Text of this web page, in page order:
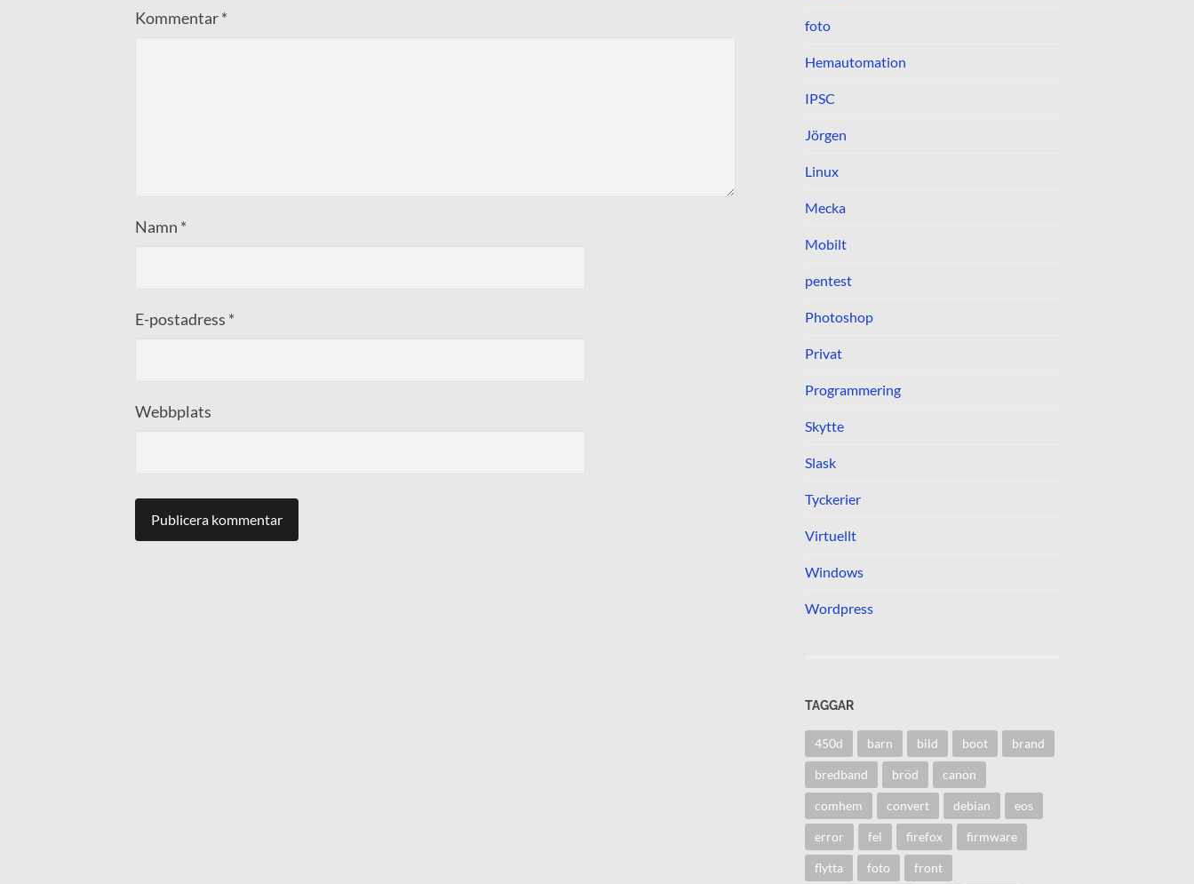
Kommentar*
Namn *
E-postadress *
Webbplats
foto
Hemautomation
IPSC
Jörgen
Linux
Mecka
Mobilt
pentest
Photoshop
Privat
Programmering
Skytte
Slask
Tyckerier
Virtuellt
Windows
Wordpress
TAGGAR
450d barn bild boot brand
bredband bröd canon
comhem convert debian eos
error fel firefox firmware
flytta foto front